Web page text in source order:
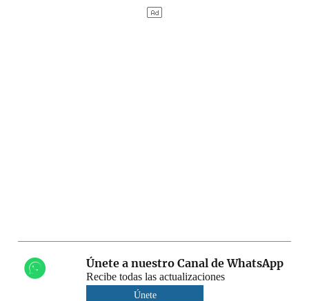
Únete a nuestro Canal de WhatsApp
Recibe todas las actualizaciones
Únete